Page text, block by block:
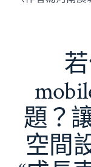
題？
空間